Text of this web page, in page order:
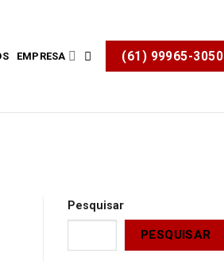
EMPRESA (61) 99965-3050
Pesquisar
PESQUISAR